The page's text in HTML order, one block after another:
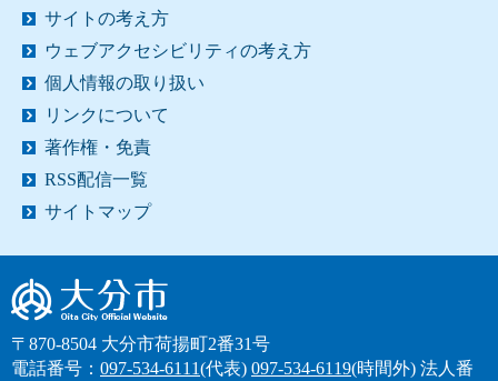
サイトの考え方
ウェブアクセシビリティの考え方
個人情報の取り扱い
リンクについて
著作権・免責
RSS配信一覧
サイトマップ
大分市
〒870-8504 大分市荷揚町2番31号
電話番号： 097-534-6111(代表) 097-534-6119(時間外) 法人番